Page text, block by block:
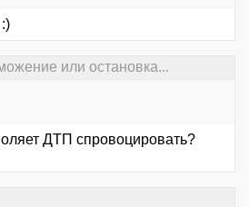
или остановка...
ДТП спровоцировать?